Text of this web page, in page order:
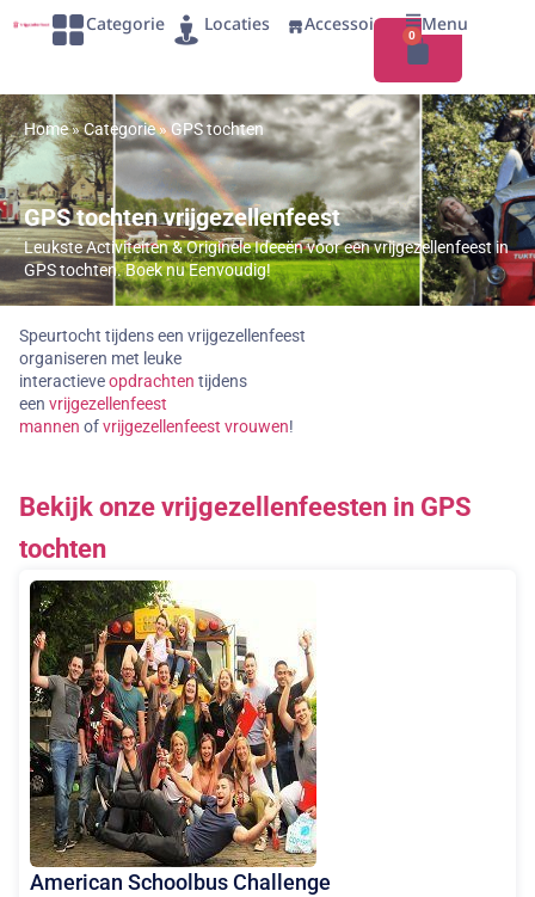
Categorie Locaties Accessoires
0
Menu
Home»Categorie»GPS tochten
GPS tochten vrijgezellenfeest
Leukste Activiteiten & Originele Ideeën voor een vrijgezellenfeest in
GPS tochten. Boek nu Eenvoudig!
Speurtocht tijdens een vrijgezellenfeest
organiseren met leuke
interactieveopdrachten tijdens
een vrijgezellenfeest
mannen ofvrijgezellenfeest vrouwen!
Bekijk onze vrijgezellenfeesten in GPS
tochten
American Schoolbus Challenge